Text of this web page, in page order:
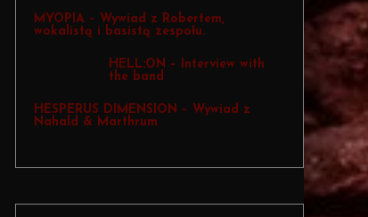
MYOPIA – Wywiad z Robertem,
wokalistą i basistą zespołu.
HELL:ON – Interview with
the band
HESPERUS DIMENSION – Wywiad z
Nahald & Marthrum